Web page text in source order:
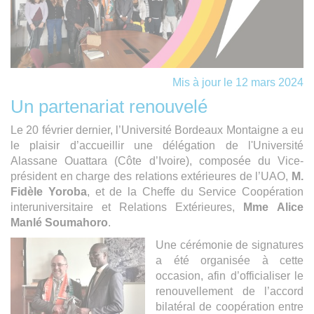
Mis à jour le 12 mars 2024
Un partenariat renouvelé
Le 20 février dernier, l’Université Bordeaux Montaigne a eu
le plaisir d’accueillir une délégation de l'Université
Alassane Ouattara (Côte d’Ivoire), composée du Vice-
président en charge des relations extérieures de l’UAO, M.
Fidèle Yoroba, et de la Cheffe du Service Coopération
interuniversitaire et Relations Extérieures,
Mme
Alice
Manlé Soumahoro.
Une cérémonie de signatures
a été organisée à cette
occasion, afin d’officialiser le
renouvellement de l’accord
bilatéral de coopération entre